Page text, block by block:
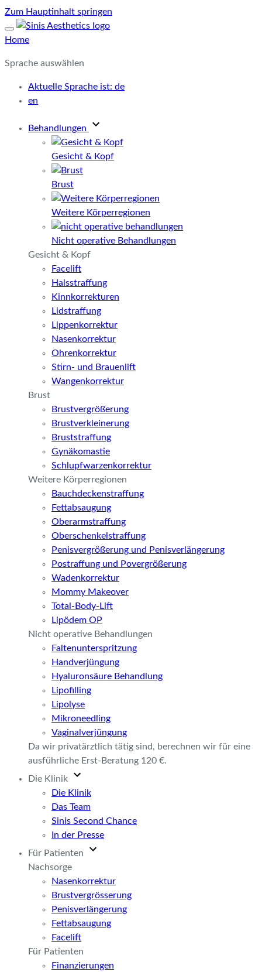
Zum Hauptinhalt springen
Home
Sprache auswählen
Aktuelle Sprache ist: de
en
Behandlungen
Gesicht & Kopf
Brust
Weitere Körperregionen
Nicht operative Behandlungen
Gesicht & Kopf
Facelift
Halsstraffung
Kinnkorrekturen
Lidstraffung
Lippenkorrektur
Nasenkorrektur
Ohrenkorrektur
Stirn- und Brauenlift
Wangenkorrektur
Brust
Brustvergrößerung
Brustverkleinerung
Bruststraffung
Gynäkomastie
Schlupfwarzenkorrektur
Weitere Körperregionen
Bauchdeckenstraffung
Fettabsaugung
Oberarmstraffung
Oberschenkelstraffung
Penisvergrößerung und Penisverlängerung
Postraffung und Povergrößerung
Wadenkorrektur
Mommy Makeover
Total-Body-Lift
Lipödem OP
Nicht operative Behandlungen
Faltenunterspritzung
Handverjüngung
Hyaluronsäure Behandlung
Lipofilling
Lipolyse
Mikroneedling
Vaginalverjüngung
Da wir privatärztlich tätig sind, berechnen wir für eine
ausführliche Erst-Beratung 120 €.
Die Klinik
Die Klinik
Das Team
Sinis Second Chance
In der Presse
Für Patienten
Nachsorge
Nasenkorrektur
Brustvergrösserung
Penisverlängerung
Fettabsaugung
Facelift
Für Patienten
Finanzierungen